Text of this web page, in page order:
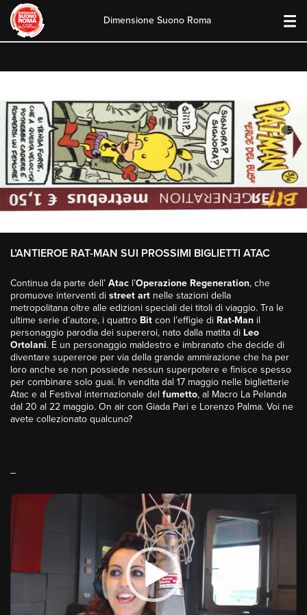
content
Dimensione Suono Roma
L’ANTIEROE RAT-MAN SUI PROSSIMI BIGLIETTI ATAC
Continua da parte dell’ Atac l’Operazione Regeneration, che
promuove interventi di street art nelle stazioni della
metropolitana oltre alle edizioni speciali dei titoli di viaggio. Tra le
ultime serie d’autore, i quattro Bit con l’effigie di Rat-Man il
personaggio parodia dei supereroi, nato dalla matita di Leo
Ortolani. È un personaggio maldestro e imbranato che decide di
diventare supereroe per via della grande ammirazione che ha per
loro anche se non possiede nessun superpotere e finisce spesso
per combinare solo guai. In vendita dal 17 maggio nelle biglietterie
Atac e al Festival internazionale del fumetto, al Macro La Pelanda
dal 20 al 22 maggio. On air con Giada Pari e Lorenzo Palma. Voi ne
avete collezionato qualcuno?
–
Video